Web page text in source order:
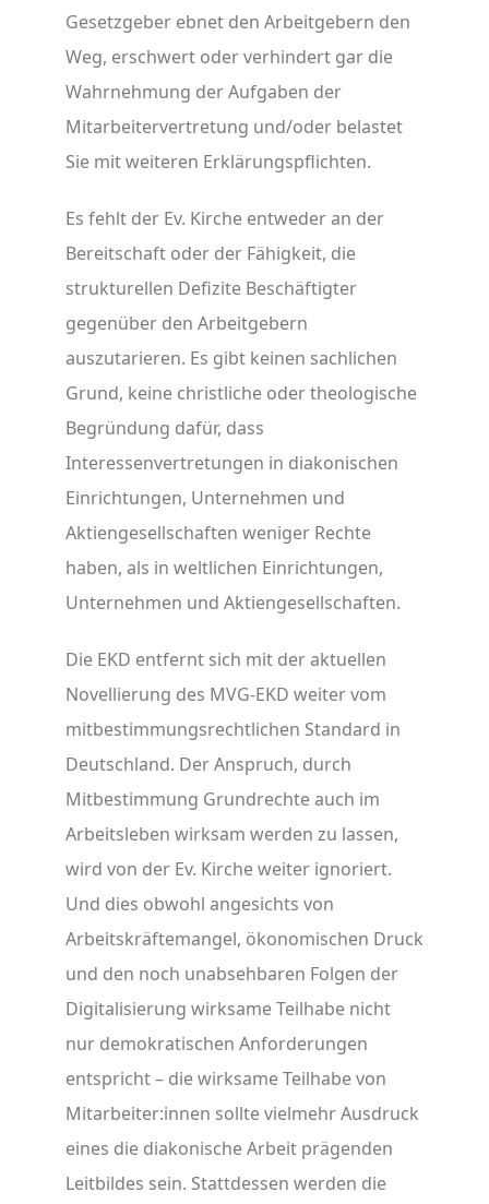
Gesetzgeber ebnet den Arbeitgebern den
Weg, erschwert oder verhindert gar die
Wahrnehmung der Aufgaben der
Mitarbeitervertretung und/oder belastet
Sie mit weiteren Erklärungspflichten.
Es fehlt der Ev. Kirche entweder an der
Bereitschaft oder der Fähigkeit, die
strukturellen Defizite Beschäftigter
gegenüber den Arbeitgebern
auszutarieren. Es gibt keinen sachlichen
Grund, keine christliche oder theologische
Begründung dafür, dass
Interessenvertretungen in diakonischen
Einrichtungen, Unternehmen und
Aktiengesellschaften weniger Rechte
haben, als in weltlichen Einrichtungen,
Unternehmen und Aktiengesellschaften.
Die EKD entfernt sich mit der aktuellen
Novellierung des MVG-EKD weiter vom
mitbestimmungsrechtlichen Standard in
Deutschland. Der Anspruch, durch
Mitbestimmung Grundrechte auch im
Arbeitsleben wirksam werden zu lassen,
wird von der Ev. Kirche weiter ignoriert.
Und dies obwohl angesichts von
Arbeitskräftemangel, ökonomischen Druck
und den noch unabsehbaren Folgen der
Digitalisierung wirksame Teilhabe nicht
nur demokratischen Anforderungen
entspricht – die wirksame Teilhabe von
Mitarbeiter:innen sollte vielmehr Ausdruck
eines die diakonische Arbeit prägenden
Leitbildes sein. Stattdessen werden die